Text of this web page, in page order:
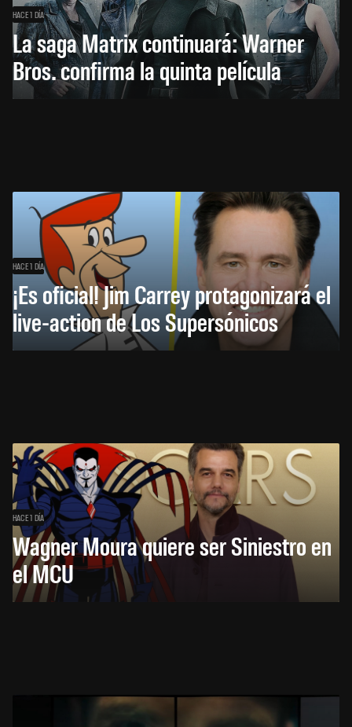
HACE 1 DÍA
La saga Matrix continuará: Warner
Bros. confirma la quinta película
HACE 1 DÍA
¡Es oficial! Jim Carrey protagonizará el
live-action de Los Supersónicos
HACE 1 DÍA
Wagner Moura quiere ser Siniestro en
el MCU